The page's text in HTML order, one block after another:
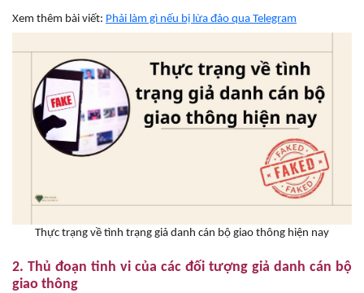
Xem thêm bài viết: Phải làm gì nếu bị lừa đảo qua Telegram
Thực trạng về tình trạng giả danh cán bộ giao thông hiện nay
2. Thủ đoạn tinh vi của các đối tượng giả danh cán bộ
giao thông